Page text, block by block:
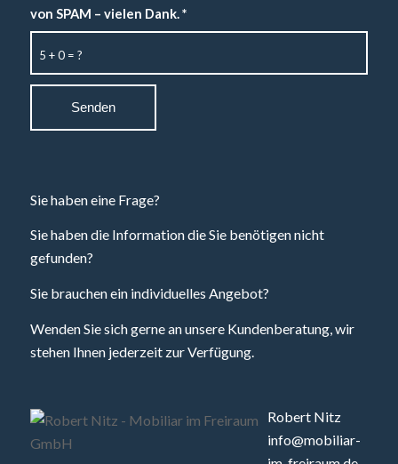
5 + 0 = ?
von SPAM – vielen Dank.*
Sie haben eine Frage?
Sie haben die Information die Sie benötigen nicht
gefunden?
Sie brauchen ein individuelles Angebot?
Wenden Sie sich gerne an unsere Kundenberatung, wir
stehen Ihnen jederzeit zur Verfügung.
Robert Nitz
info@mobiliar-